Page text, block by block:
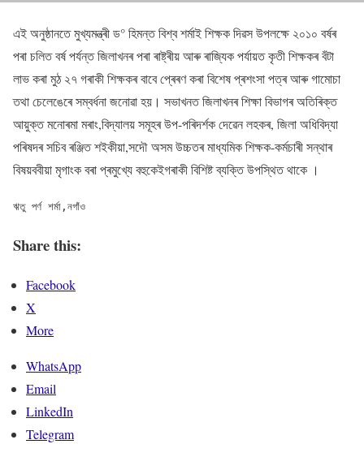
এই অনুষ্ঠানতে মুখ্যমন্ত্ৰী ড° হিমন্ত বিশ্ব শৰ্মাই শিক্ষক দিৱস উপলক্ষে ২০১০ বৰ্ষৰ
পৰা চলিত বৰ্ষ পৰ্যন্ত জিলাখনৰ পৰা ৰাষ্ট্ৰীয় আৰু ৰাজ্যিক পৰ্যায়ত কৃতী শিক্ষকৰ বঁটা
লাভ কৰা মুঠ ২৭ গৰাকী শিক্ষকৰ বাবে প্ৰেৰণ কৰা বিশেষ প্ৰশংসা পত্ৰ আৰু গামোচা
তথা চেলেঙেৰে সম্বৰ্ধনা জনোৱা হয়। সভাখনত জিলাখনৰ শিক্ষা বিভাগৰ অতিৰিক্ত
আয়ুক্ত মনোৰমা মৰাং,বিদ্যালয় সমূহৰ উপ-পৰিদৰ্শক দেৱেন লহকৰ, জিলা অধিবিদ্যা
পৰিষদৰ সচিব ৰঞ্জিত শ‌ইকীয়া,সদৌ অসম উচ্চতৰ মাধ্যমিক শিক্ষক-কৰ্মচাৰী সন্থাৰ
বিষয়ববীয়া মৃগাংক বৰা প্ৰমুখ্যে বহুকেইগৰাকী বিশিষ্ট ব্যক্তি উপস্থিত থাকে ।
ঋতু পৰ্ণ শৰ্মা,নগাঁও
Share this:
Facebook
X
More
WhatsApp
Email
LinkedIn
Telegram